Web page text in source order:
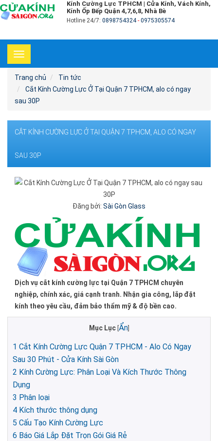
Kính Cường Lực TPHCM | Cửa Kính, Vách Kính,
Kính Ốp Bếp Quận 4,7,6,8, Nhà Bè
Hotline 24/7: 0898754324- 0975305574
Toggle
navigation
Trang chủ
Tin tức
Cắt Kính Cường Lực Ở Tại Quận 7 TPHCM, alo có ngay
sau 30P
CẮT KÍNH CƯỜNG LỰC Ở TẠI QUẬN 7 TPHCM, ALO CÓ NGAY
SAU 30P
Đăng bởi: Sài Gòn Glass
Dịch vụ cắt kính cường lực tại Quận 7 TPHCM chuyên
nghiệp, chính xác, giá cạnh tranh. Nhận gia công, lắp đặt
kính theo yêu cầu, đảm bảo thẩm mỹ & độ bền cao.
Mục Lục Ẩn]
1 Cắt Kính Cường Lực Quận 7 TPHCM - Alo Có Ngay
Sau 30 Phút - Cửa Kính Sài Gòn
2 Kính Cường Lực: Phân Loại Và Kích Thước Thông
Dụng
3 Phân loại
4 Kích thước thông dụng
5 Cấu Tạo Kính Cường Lực
6 Báo Giá Lắp Đặt Trọn Gói Giá Rẻ